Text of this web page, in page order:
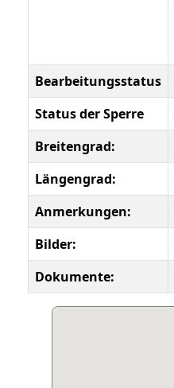
Bearbeitungsstatus
Status der Sperre
Breitengrad:
Längengrad:
Anmerkungen:
Bilder:
Dokumente: